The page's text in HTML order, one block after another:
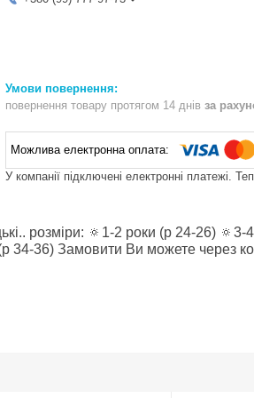
повернення товару протягом 14 днів за
У компанії підключені електронні платежі.
розміри: 🔅1-2 роки (р 24-26)
34-36) Замовити Ви можете через